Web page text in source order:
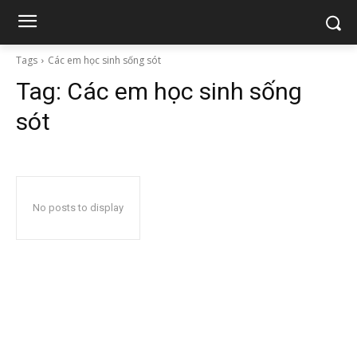
Tags Các em học sinh sống sót
Tag: Các em học sinh sống
sót
No posts to display